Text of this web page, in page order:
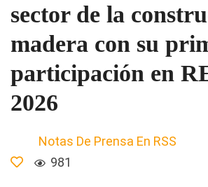
sector de la
madera con su
participación en
2026
Notas De Prensa En RSS
981